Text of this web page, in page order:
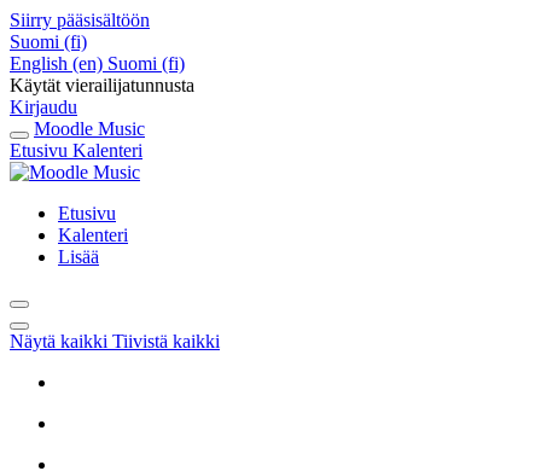
Siirry pääsisältöön
Suomi ‎(fi)‎
English ‎(en)‎ Suomi ‎(fi)‎
Käytät vierailijatunnusta
Kirjaudu
Moodle Music
Etusivu Kalenteri
Etusivu
Kalenteri
Lisää
Näytä kaikki Tiivistä kaikki